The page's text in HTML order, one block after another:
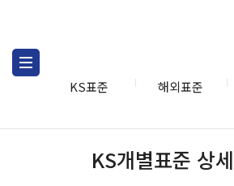
KS표준 해외표준
KS개별표준 상